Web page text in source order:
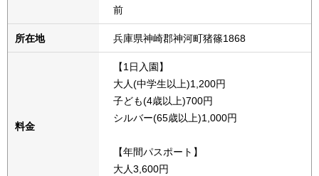
前
所在地 兵庫県神崎郡神河町猪篠1868
料金
【1日入園】
大人(中学生以上)1,200円
子ども(4歳以上)700円
シルバー(65歳以上)1,000円
【年間パスポート】
大人3,600円